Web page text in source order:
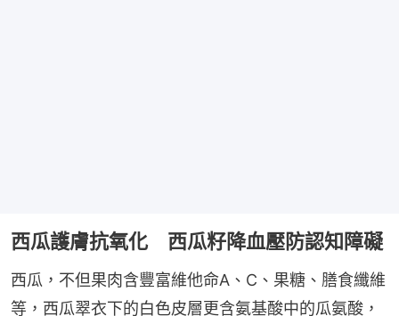
西瓜護膚抗氧化 西瓜籽降血壓防認知障礙
西瓜，不但果肉含豐富維他命A、C、果糖、膳食纖維
等，西瓜翠衣下的白色皮層更含氨基酸中的瓜氨酸，